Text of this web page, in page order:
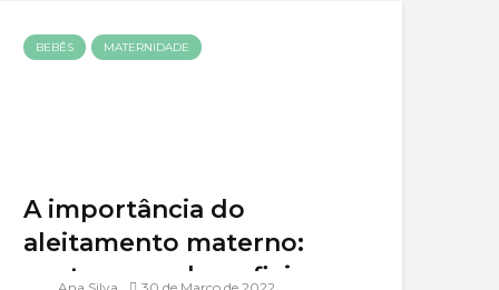
BEBÊS MATERNIDADE
A importância do
aleitamento materno:
vantagens e beneficios